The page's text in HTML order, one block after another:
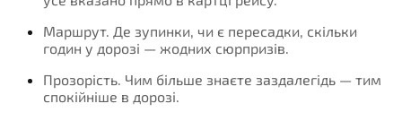
Маршрут. Де зупинки, чи є пересадки, скільки
годин у дорозі — жодних сюрпризів.
Прозорість. Чим більше знаєте заздалегідь — тим
спокійніше в дорозі.